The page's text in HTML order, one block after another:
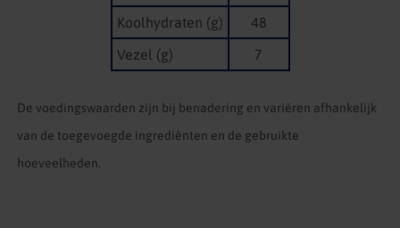
Koolhydraten (g)
48
Vezel (g)
7
De voedingswaarden zijn bij benadering en variëren afhankelijk
van de toegevoegde ingrediënten en de gebruikte
hoeveelheden.